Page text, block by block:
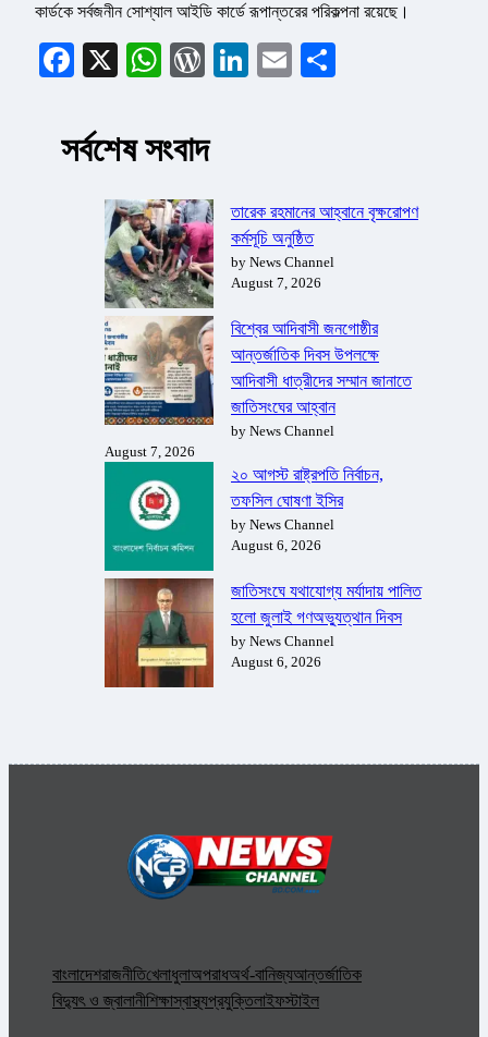
কার্ডকে সর্বজনীন সোশ্যাল আইডি কার্ডে রূপান্তরের পরিকল্পনা রয়েছে।
Facebook
X WhatsApp
WordPress
LinkedIn
Email
সর্বশেষ সংবাদ
তারেক রহমানের আহ্বানে বৃক্ষরোপণ
কর্মসূচি অনুষ্ঠিত
by News Channel
August 7, 2026
বিশ্বের আদিবাসী জনগোষ্ঠীর
আন্তর্জাতিক দিবস উপলক্ষে
আদিবাসী ধাত্রীদের সম্মান জানাতে
জাতিসংঘের আহ্বান
by News Channel
August 7, 2026
২০ আগস্ট রাষ্ট্রপতি নির্বাচন,
তফসিল ঘোষণা ইসির
by News Channel
August 6, 2026
জাতিসংঘে যথাযোগ্য মর্যাদায় পালিত
হলো জুলাই গণঅভ্যুত্থান দিবস
by News Channel
August 6, 2026
বাংলাদেশরাজনীতিখেলাধুলাঅপরাধঅর্থ-বানিজ্যআন্তর্জাতিক
বিদ্যুৎ ও জ্বালানীশিক্ষাস্বাস্থ্যপ্রযুক্তিলাইফস্টাইল